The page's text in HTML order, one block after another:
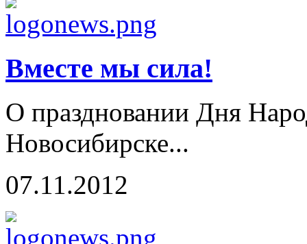
Вместе мы сила!
О праздновании Дня
Новосибирске...
07.11.2012